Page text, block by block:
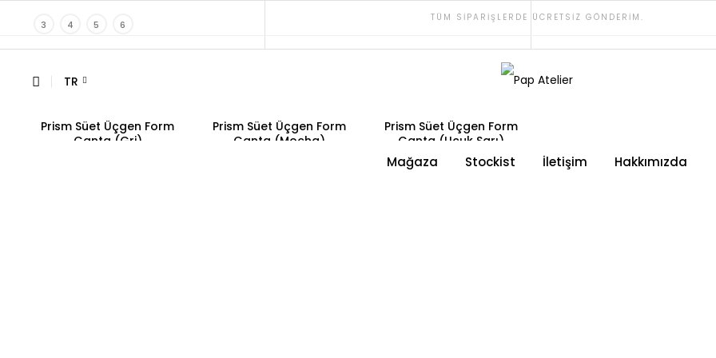
TÜM SIPARIŞLERDE ÜCRETSIZ GÖNDERIM.
TR
Mağaza Stockist İletişim Hakkımızda
3 4 5 6
Prism Süet Üçgen Form
Çanta (Gri)
Prism Süet Üçgen Form
Çanta (Mocha)
Prism Süet Üçgen Form
Çanta (Uçuk Sarı)
5,400.00₺